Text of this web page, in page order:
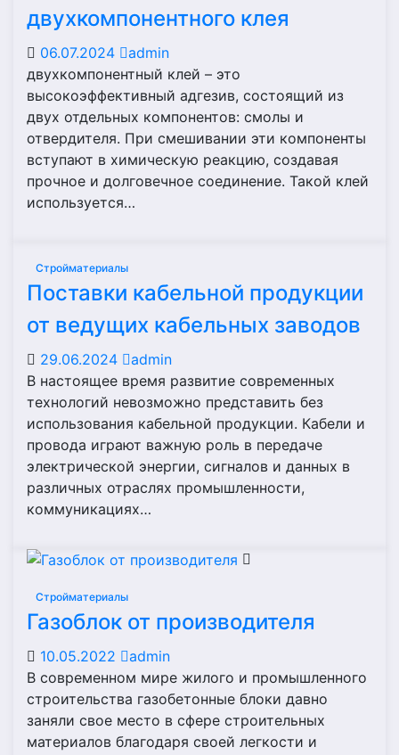
двухкомпонентного клея
06.07.2024
admin
двухкомпонентный клей – это
высокоэффективный адгезив, состоящий из
двух отдельных компонентов: смолы и
отвердителя. При смешивании эти компоненты
вступают в химическую реакцию, создавая
прочное и долговечное соединение. Такой клей
используется…
Стройматериалы
Поставки кабельной продукции
от ведущих кабельных заводов
29.06.2024
admin
В настоящее время развитие современных
технологий невозможно представить без
использования кабельной продукции. Кабели и
провода играют важную роль в передаче
электрической энергии, сигналов и данных в
различных отраслях промышленности,
коммуникациях…
Стройматериалы
Газоблок от производителя
10.05.2022
admin
В современном мире жилого и промышленного
строительства газобетонные блоки давно
заняли свое место в сфере строительных
материалов благодаря своей легкости и